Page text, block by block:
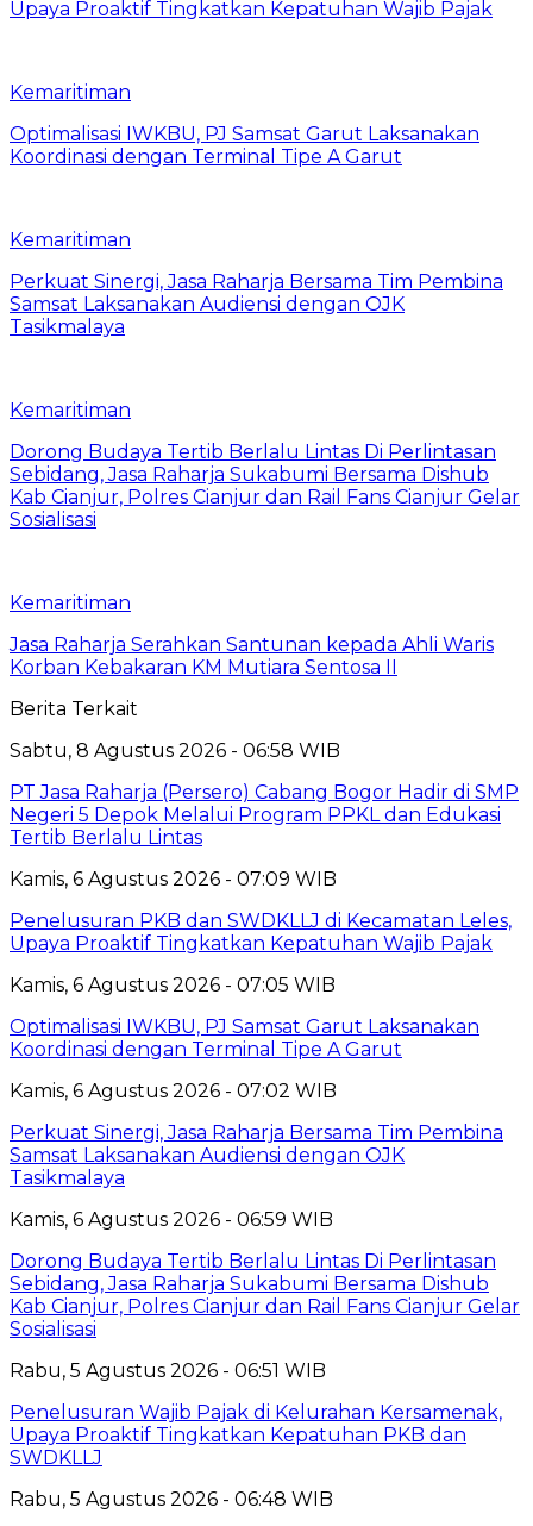
Upaya Proaktif Tingkatkan Kepatuhan Wajib Pajak
Kemaritiman
Optimalisasi IWKBU, PJ Samsat Garut Laksanakan
Koordinasi dengan Terminal Tipe A Garut
Kemaritiman
Perkuat Sinergi, Jasa Raharja Bersama Tim Pembina
Samsat Laksanakan Audiensi dengan OJK
Tasikmalaya
Kemaritiman
Dorong Budaya Tertib Berlalu Lintas Di Perlintasan
Sebidang, Jasa Raharja Sukabumi Bersama Dishub
Kab Cianjur, Polres Cianjur dan Rail Fans Cianjur Gelar
Sosialisasi
Kemaritiman
Jasa Raharja Serahkan Santunan kepada Ahli Waris
Korban Kebakaran KM Mutiara Sentosa II
Berita Terkait
Sabtu, 8 Agustus 2026 - 06:58 WIB
PT Jasa Raharja (Persero) Cabang Bogor Hadir di SMP
Negeri 5 Depok Melalui Program PPKL dan Edukasi
Tertib Berlalu Lintas
Kamis, 6 Agustus 2026 - 07:09 WIB
Penelusuran PKB dan SWDKLLJ di Kecamatan Leles,
Upaya Proaktif Tingkatkan Kepatuhan Wajib Pajak
Kamis, 6 Agustus 2026 - 07:05 WIB
Optimalisasi IWKBU, PJ Samsat Garut Laksanakan
Koordinasi dengan Terminal Tipe A Garut
Kamis, 6 Agustus 2026 - 07:02 WIB
Perkuat Sinergi, Jasa Raharja Bersama Tim Pembina
Samsat Laksanakan Audiensi dengan OJK
Tasikmalaya
Kamis, 6 Agustus 2026 - 06:59 WIB
Dorong Budaya Tertib Berlalu Lintas Di Perlintasan
Sebidang, Jasa Raharja Sukabumi Bersama Dishub
Kab Cianjur, Polres Cianjur dan Rail Fans Cianjur Gelar
Sosialisasi
Rabu, 5 Agustus 2026 - 06:51 WIB
Penelusuran Wajib Pajak di Kelurahan Kersamenak,
Upaya Proaktif Tingkatkan Kepatuhan PKB dan
SWDKLLJ
Rabu, 5 Agustus 2026 - 06:48 WIB